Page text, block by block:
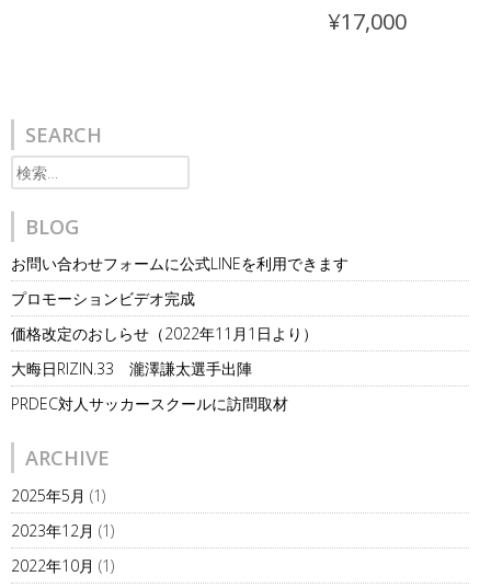
¥17,000
SEARCH
検
索:
BLOG
お問い合わせフォームに公式LINEを利用できます
プロモーションビデオ完成
価格改定のおしらせ（2022年11月1日より）
大晦日RIZIN.33 瀧澤謙太選手出陣
PRDEC対人サッカースクールに訪問取材
ARCHIVE
2025年5月 (1)
2023年12月 (1)
2022年10月 (1)